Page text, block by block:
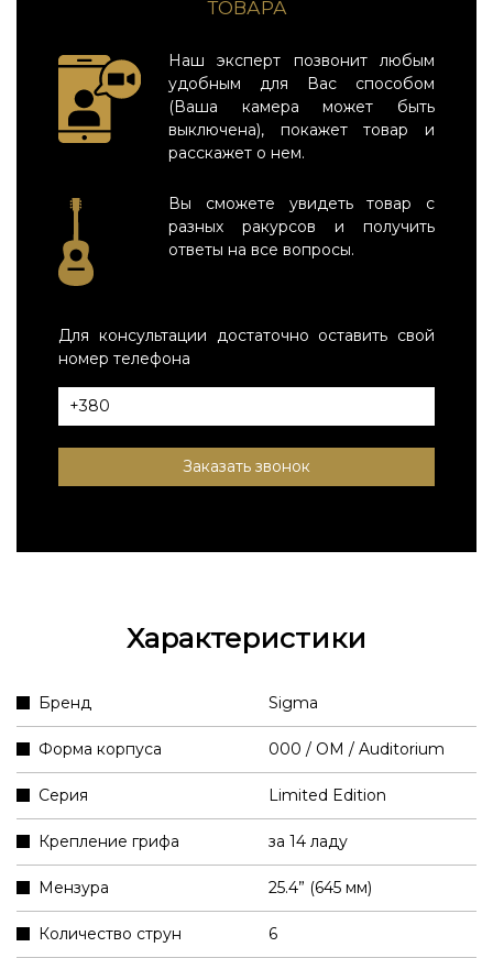
ТОВАРА
Наш эксперт позвонит любым
удобным для Вас способом
(Ваша камера может быть
выключена), покажет товар и
расскажет о нем.
Вы сможете увидеть товар с
разных ракурсов и получить
ответы на все вопросы.
Для консультации достаточно оставить свой
номер телефона
Заказать звонок
Характеристики
Бренд Sigma
Форма корпуса 000 / OM / Auditorium
Серия Limited Edition
Крепление грифа за 14 ладу
Мензура 25.4” (645 мм)
Количество струн 6